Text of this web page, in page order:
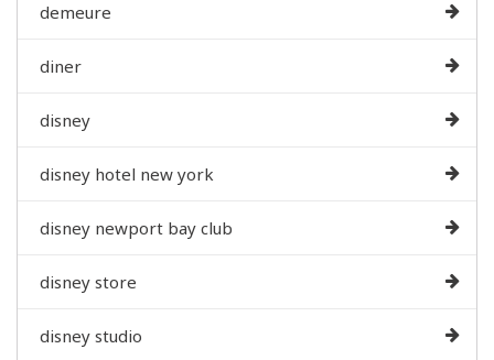
demeure
diner
disney
disney hotel new york
disney newport bay club
disney store
disney studio